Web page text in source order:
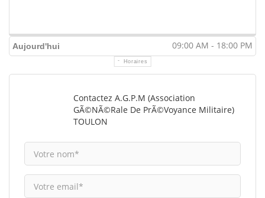
Aujourd'hui 09:00 AM - 18:00 PM
Horaires
Contactez A.G.P.M (Association
GÃ©nÃ©rale De PrÃ©voyance Militaire)
TOULON